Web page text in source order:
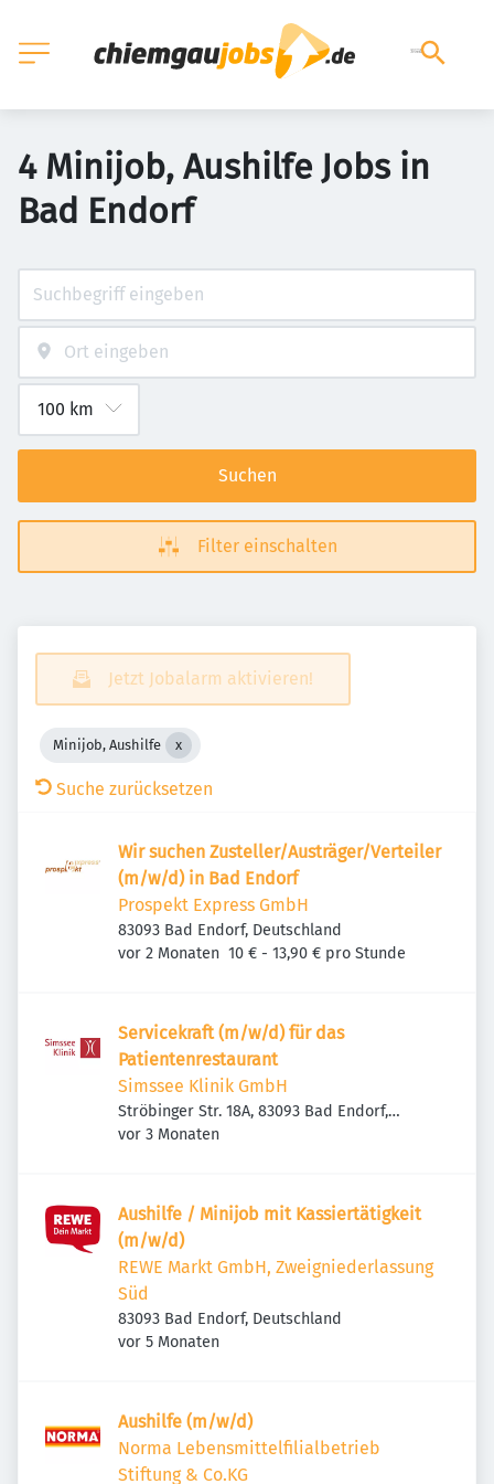
4 Minijob, Aushilfe Jobs in
Bad Endorf
Suchen
Filter einschalten
Jetzt Jobalarm aktivieren!
Minijob, Aushilfe
Suche zurücksetzen
Wir suchen Zusteller/Austräger/Verteiler
(m/w/d) in Bad Endorf
Prospekt Express GmbH
83093 Bad Endorf, Deutschland
Veröffentlicht:
vor 2 Monaten 10 € - 13,90 € pro Stunde
Servicekraft (m/w/d) für das
Patientenrestaurant
Simssee Klinik GmbH
Ströbinger Str. 18A, 83093 Bad Endorf,
Deutschland
Veröffentlicht:
vor 3 Monaten
Aushilfe / Minijob mit Kassiertätigkeit
(m/w/d)
REWE Markt GmbH, Zweigniederlassung
Süd
83093 Bad Endorf, Deutschland
Veröffentlicht:
vor 5 Monaten
Aushilfe (m/w/d)
Norma Lebensmittelfilialbetrieb
Stiftung & Co.KG